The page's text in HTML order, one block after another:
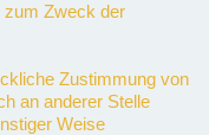
zum Zweck der
Zustimmung von
an anderer Stelle
Weise